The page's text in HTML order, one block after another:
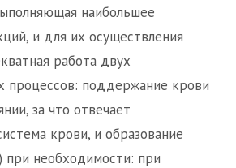
наибольшее
и для их осуществления
работа двух
процессов: поддержание крови
за что отвечает
крови, и образование
при необходимости: при